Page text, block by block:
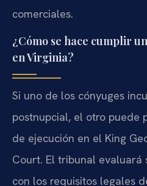
comerciales.
¿Cómo se hace cumplir
en Virginia?
Si uno de los cónyuges
postnupcial, el otro puede
de ejecución en el King
Court. El tribunal evaluará
con los requisitos legales